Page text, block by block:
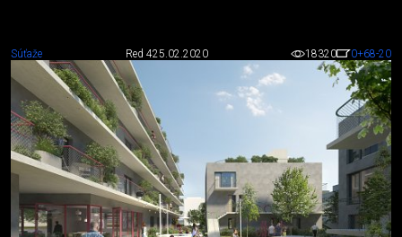
Súťaže Red 425.02.2020 18320 0+68-20